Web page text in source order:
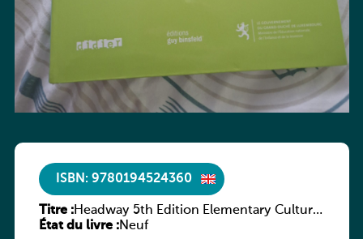
ISBN: 9780194524360
Titre :Headway 5th Edition Elementary Culture
and Literature Companion
État du livre :Neuf